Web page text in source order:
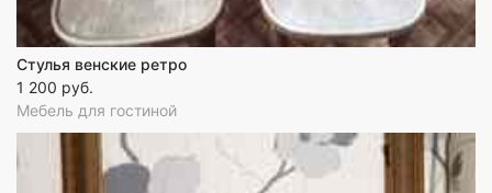
Стулья венские ретро
1 200 руб.
Мебель для гостиной